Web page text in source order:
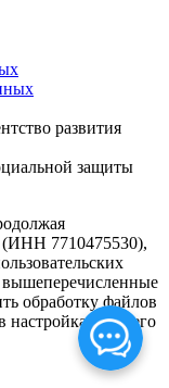
развития
защиты
7710475530),
обработку файлов
настройках Вашего